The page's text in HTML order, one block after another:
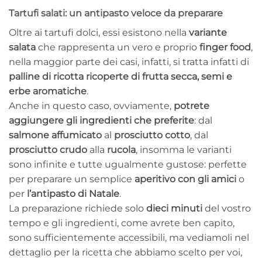
Tartufi salati: un antipasto veloce da preparare
Oltre ai tartufi dolci, essi esistono nella variante
salata che rappresenta un vero e proprio finger food,
nella maggior parte dei casi, infatti, si tratta infatti di
palline di ricotta ricoperte di frutta secca, semi e
erbe aromatiche.
Anche in questo caso, ovviamente, potrete
aggiungere gli ingredienti che preferite: dal
salmone affumicato al prosciutto cotto, dal
prosciutto crudo alla rucola, insomma le varianti
sono infinite e tutte ugualmente gustose: perfette
per preparare un semplice aperitivo con gli amici o
per l’antipasto di Natale.
La preparazione richiede solo dieci minuti del vostro
tempo e gli ingredienti, come avrete ben capito,
sono sufficientemente accessibili, ma vediamoli nel
dettaglio per la ricetta che abbiamo scelto per voi,